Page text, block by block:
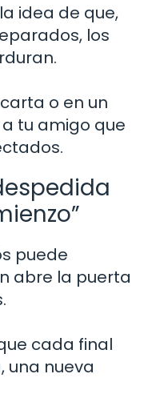
idea de que,
los
o en un
tu amigo que
puede
abre la puerta
cada final
una nueva